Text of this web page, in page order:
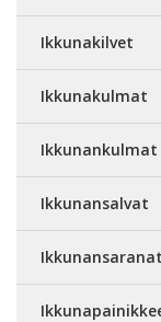
Ikkunakilvet
Ikkunakulmat
Ikkunankulmat
Ikkunansalvat
Ikkunansaranat